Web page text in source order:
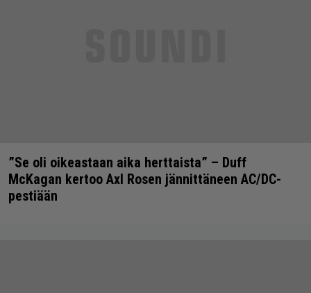
”Se oli oikeastaan aika herttaista” – Duff
McKagan kertoo Axl Rosen jännittäneen AC/DC-
pestiään